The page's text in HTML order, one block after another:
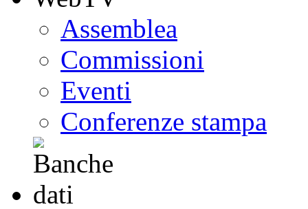
Assemblea
Commissioni
Eventi
Conferenze stampa